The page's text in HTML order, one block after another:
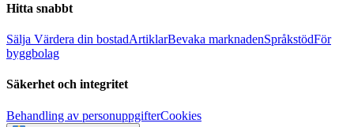
Hitta snabbt
Sälja Värdera din bostadArtiklarBevaka marknadenSpråkstödFör
byggbolag
Säkerhet och integritet
Behandling av personuppgifterCookies